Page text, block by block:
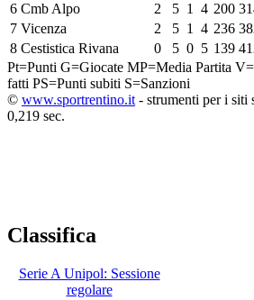
6 Cmb Alpo 2 5 1 4 200
7 Vicenza 2 5 1 4 236
8 Cestistica Rivana 0 5 0 5 139
Pt=Punti G=Giocate MP=Media Partita
fatti PS=Punti subiti S=Sanzioni
© www.sportrentino.it - strumenti per i siti
0,219 sec.
Classifica
Serie A Unipol: Sessione
regolare